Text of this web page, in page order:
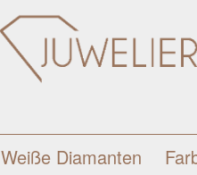
Weiße Diamanten